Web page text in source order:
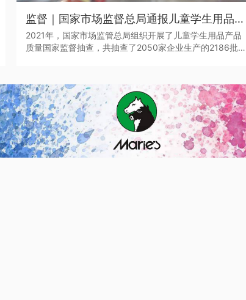
监督｜国家市场监督总局通报儿童学生用品产品2021年抽查情况
2021年，国家市场监管总局组织开展了儿童学生用品产品
质量国家监督抽查，共抽查了2050家企业生产的2186批
等7种产品。其中，学生文具抽查不合格率7.0%，主要涉及
浙江省、广东省等产地的生产企业。